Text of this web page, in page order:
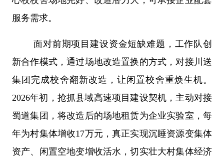
服务需求。
面对前期项目建设资金短缺难题，工作队创
新合作模式，通过场地改造置换的方式，对接川送
集团完成校舍翻新改造，让闲置校舍重焕生机。
2026年初，抢抓县域高速项目建设契机，主动对接
蜀道集团，将改造后的场地租赁为企业实验室，每
年为村集体增收17万元，真正实现沉睡资源变集体
资产、闲置空地变增收活水，切实壮大村集体经济